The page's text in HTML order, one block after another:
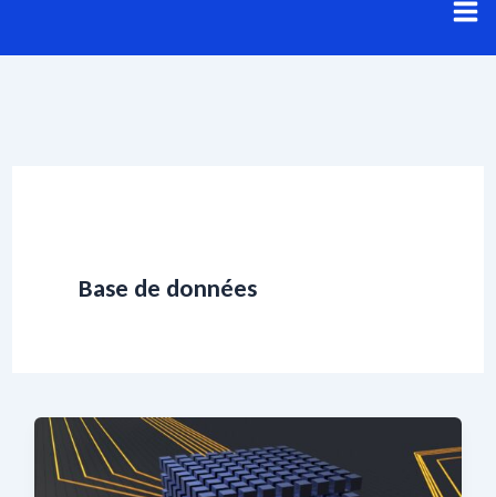
au
Base de données